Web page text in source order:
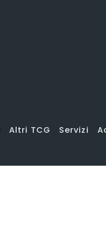
Altri TCG Servizi